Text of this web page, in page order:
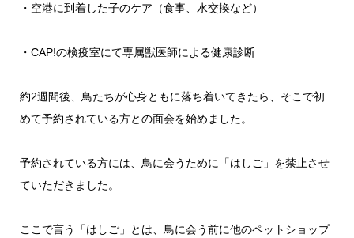
・空港に到着した子のケア（食事、水交換など）
・CAP!の検疫室にて専属獣医師による健康診断
約2週間後、鳥たちが心身ともに落ち着いてきたら、そこで初
めて予約されている方との面会を始めました。
予約されている方には、鳥に会うために「はしご」を禁止させ
ていただきました。
ここで言う「はしご」とは、鳥に会う前に他のペットショップ